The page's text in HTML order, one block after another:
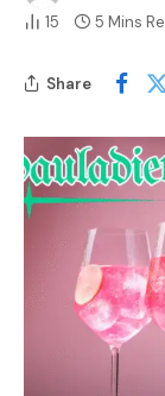
15
5 Mins
Share